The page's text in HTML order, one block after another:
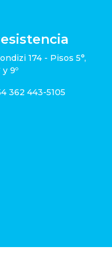
174 - Pisos 5°,
y 9º
362 443-5105